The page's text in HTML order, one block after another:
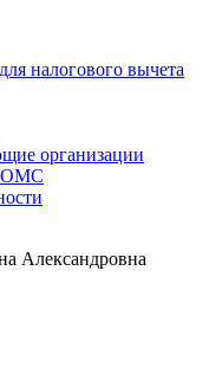
налогового вычета
организации
ОМС
Александровна